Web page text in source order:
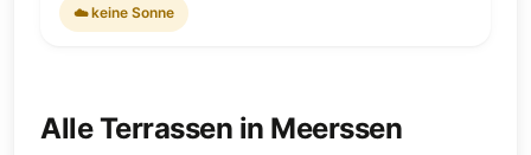
☁️ keine Sonne
Alle Terrassen in Meerssen